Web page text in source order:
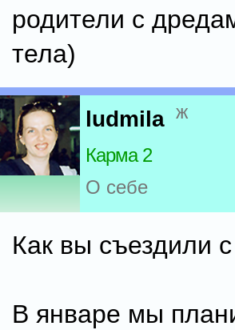
родители с
тела)
ludmila ж
Карма 2
О себе
Как вы съездили
В январе мы